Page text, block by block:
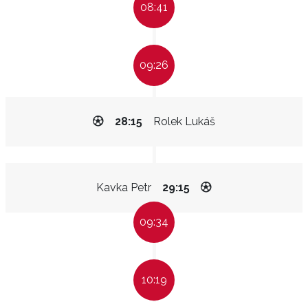
08:41
09:26
Rolek Lukáš
28:15
Kavka Petr 29:15
09:34
10:19